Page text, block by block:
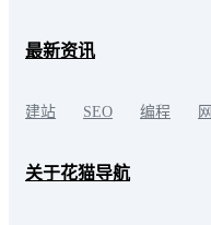
最新资讯
建站 SEO 编程
关于花猫导航